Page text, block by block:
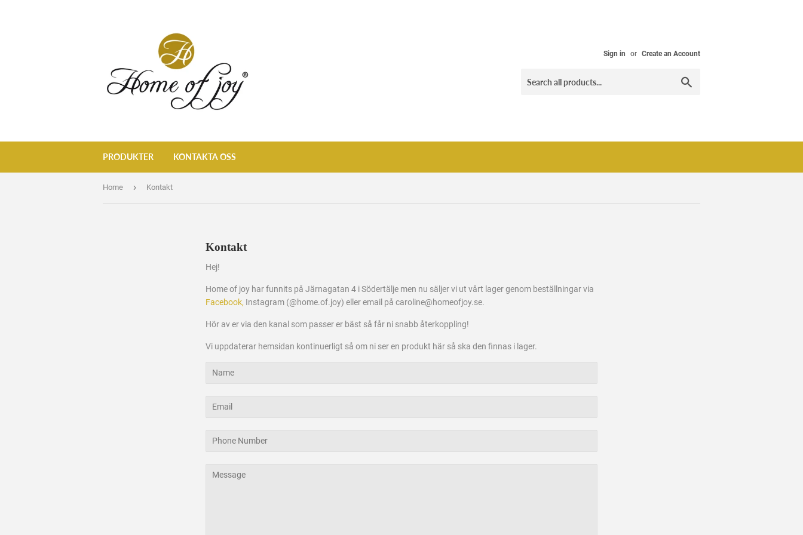
Sign in or Create an Account
PRODUKTER KONTAKTA OSS
Home › Kontakt
Kontakt
Hej!
Home of joy har funnits på Järnagatan 4 i Södertälje men nu säljer vi ut vårt lager genom beställningar via
Facebook, Instagram (@home.of.joy) eller email på caroline@homeofjoy.se.
Hör av er via den kanal som passer er bäst så får ni snabb återkoppling!
Vi uppdaterar hemsidan kontinuerligt så om ni ser en produkt här så ska den finnas i lager.
Name
Email
Phone
Message